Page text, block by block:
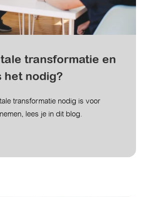
transformatie en
het nodig?
transformatie nodig is voor
lees je in dit blog.